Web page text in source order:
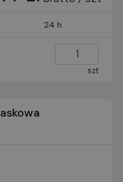
24 h
szt